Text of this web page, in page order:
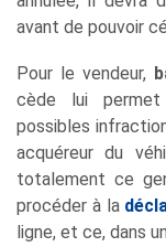
avant de pouvoir
Pour le vendeur,
cède lui
possibles
acquéreur du
totalement ce
procéder à la
ligne, et ce, dans